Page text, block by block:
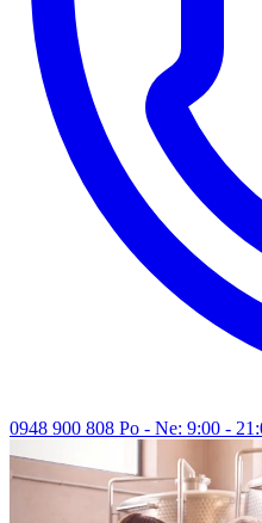
0948 900 808 Po - Ne: 9:00 -